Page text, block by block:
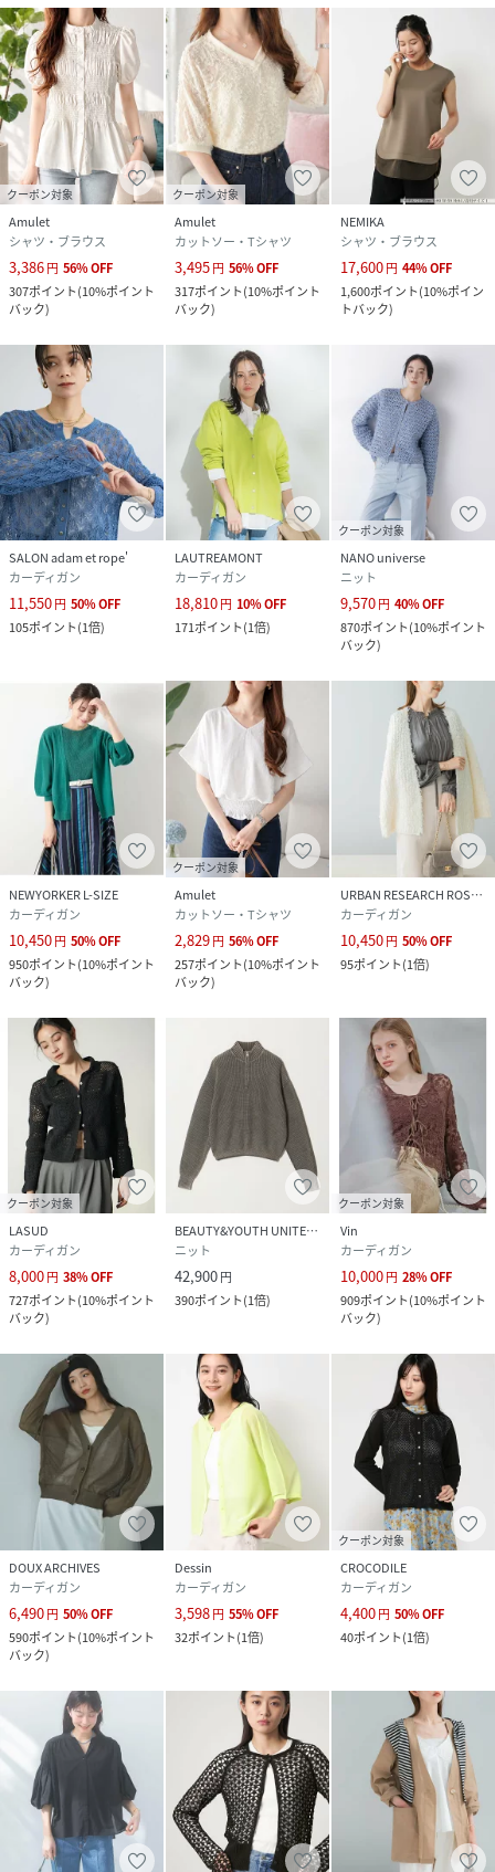
( RA26230-2023002-dn-bD RU6271
クーポン対象
Amulet
シャツ・ブラウス
3,386円 56%OFF
307ポイント(10%ポイント
バック)
クーポン対象
Amulet
カットソー・Tシャツ
3,495円 56%OFF
317ポイント(10%ポイント
バック)
NEMIKA
シャツ・ブラウス
17,600円 44%OFF
1,600ポイント(10%ポイン
トバック)
SALON adam et rope'
カーディガン
11,550円 50%OFF
105ポイント(1倍)
LAUTREAMONT
カーディガン
18,810円 10%OFF
171ポイント(1倍)
クーポン対象
NANO universe
ニット
9,570円 40%OFF
870ポイント(10%ポイント
バック)
NEWYORKER L-SIZE
カーディガン
10,450円 50%OFF
950ポイント(10%ポイント
バック)
クーポン対象
Amulet
カットソー・Tシャツ
2,829円 56%OFF
257ポイント(10%ポイント
バック)
URBAN RESEARCH ROSSO
カーディガン
10,450円 50%OFF
95ポイント(1倍)
クーポン対象
LASUD
カーディガン
8,000円 38%OFF
727ポイント(10%ポイント
バック)
BEAUTY&YOUTH UNITED ARROWS
ニット
42,900円
390ポイント(1倍)
クーポン対象
Vin
カーディガン
10,000円 28%OFF
909ポイント(10%ポイント
バック)
DOUX ARCHIVES
カーディガン
6,490円 50%OFF
590ポイント(10%ポイント
バック)
Dessin
カーディガン
3,598円 55%OFF
32ポイント(1倍)
クーポン対象
CROCODILE
カーディガン
4,400円 50%OFF
40ポイント(1倍)